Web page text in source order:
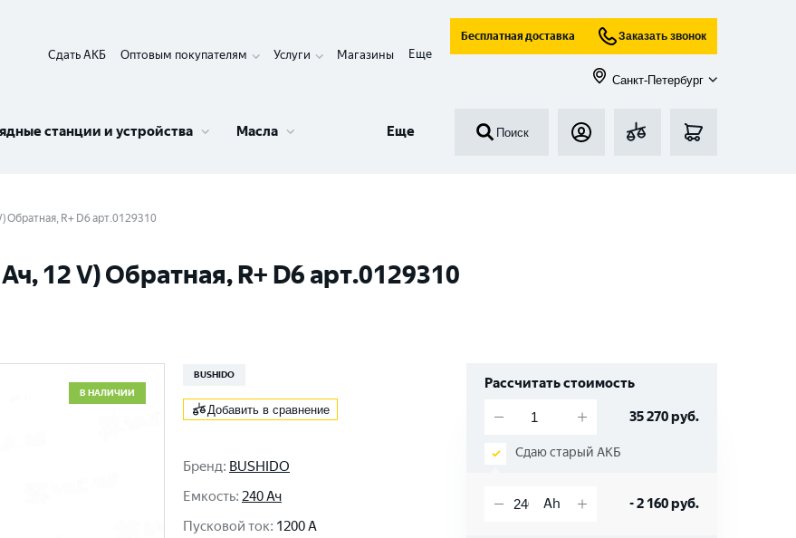
Сдать АКБ Оптовым покупателям Услуги Магазины Еще
Бесплатная доставка Заказать звонок
Санкт-Петербург
станции и устройства Масла Еще Поиск
Обратная, R+ D6 арт.0129310
12 V) Обратная, R+ D6 арт.0129310
В НАЛИЧИИ
BUSHIDO
Добавить в сравнение
Бренд: BUSHIDO
Емкость: 240 Ач
Пусковой ток: 1200 A
Рассчитать стоимость
35 270руб.
Сдаю старый АКБ
-2 160руб.